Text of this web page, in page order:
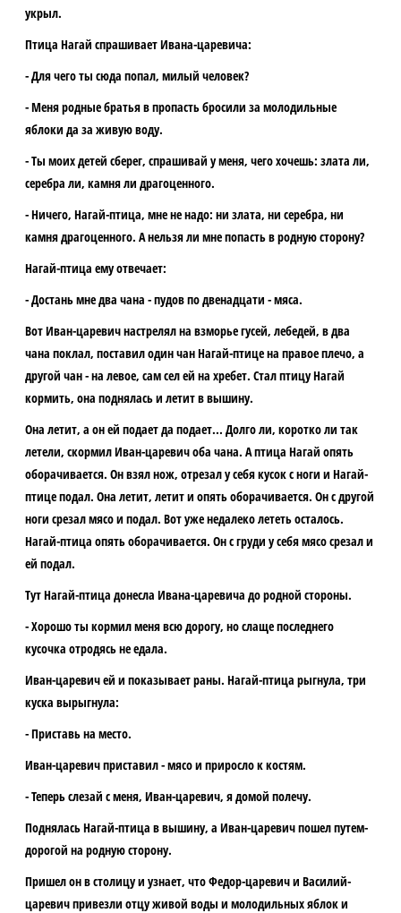
укрыл.
Птица Нагай спрашивает Ивана-царевича:
- Для чего ты сюда попал, милый человек?
- Меня родные братья в пропасть бросили за молодильные
яблоки да за живую воду.
- Ты моих детей сберег, спрашивай у меня, чего хочешь: злата ли,
серебра ли, камня ли драгоценного.
- Ничего, Нагай-птица, мне не надо: ни злата, ни серебра, ни
камня драгоценного. А нельзя ли мне попасть в родную сторону?
Нагай-птица ему отвечает:
- Достань мне два чана - пудов по двенадцати - мяса.
Вот Иван-царевич настрелял на взморье гусей, лебедей, в два
чана поклал, поставил один чан Нагай-птице на правое плечо, а
другой чан - на левое, сам сел ей на хребет. Стал птицу Нагай
кормить, она поднялась и летит в вышину.
Она летит, а он ей подает да подает... Долго ли, коротко ли так
летели, скормил Иван-царевич оба чана. А птица Нагай опять
оборачивается. Он взял нож, отрезал у себя кусок с ноги и Нагай-
птице подал. Она летит, летит и опять оборачивается. Он с другой
ноги срезал мясо и подал. Вот уже недалеко лететь осталось.
Нагай-птица опять оборачивается. Он с груди у себя мясо срезал и
ей подал.
Тут Нагай-птица донесла Ивана-царевича до родной стороны.
- Хорошо ты кормил меня всю дорогу, но слаще последнего
кусочка отродясь не едала.
Иван-царевич ей и показывает раны. Нагай-птица рыгнула, три
куска вырыгнула:
- Приставь на место.
Иван-царевич приставил - мясо и приросло к костям.
- Теперь слезай с меня, Иван-царевич, я домой полечу.
Поднялась Нагай-птица в вышину, а Иван-царевич пошел путем-
дорогой на родную сторону.
Пришел он в столицу и узнает, что Федор-царевич и Василий-
царевич привезли отцу живой воды и молодильных яблок и